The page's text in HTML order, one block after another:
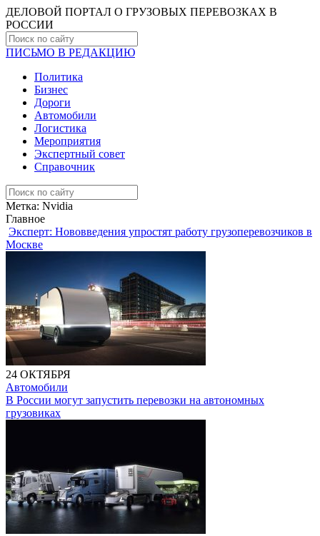
ДЕЛОВОЙ ПОРТАЛ О ГРУЗОВЫХ ПЕРЕВОЗКАХ В
РОCСИИ
ПИСЬМО В РЕДАКЦИЮ
Политика
Бизнес
Дороги
Автомобили
Логистика
Мероприятия
Экспертный совет
Справочник
Метка: Nvidia
Главное
Эксперт: Нововведения упростят работу грузоперевозчиков в
Москве
24 ОКТЯБРЯ
Автомобили
В России могут запустить перевозки на автономных
грузовиках